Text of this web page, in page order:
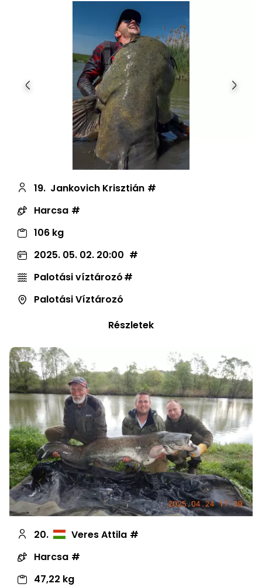
Előző
19. Jankovich Krisztián
Harcsa
106 kg
2025. 05. 02. 20:00
Palotási víztározó
Palotási Víztározó
Részletek
20.
Veres Attila
Harcsa
47,22 kg